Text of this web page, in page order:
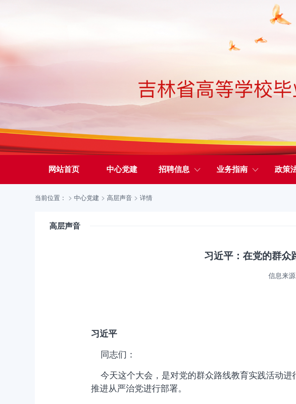
网站首页 中心党建 招聘信息 业务指南 政策
当前位置： 中心党建 高层声音 详情
高层声音
习近平：在党的群众
信息来源
习近平
同志们：
今天这个大会，是对党的群众路线教育实践活动进
推进从严治党进行部署。